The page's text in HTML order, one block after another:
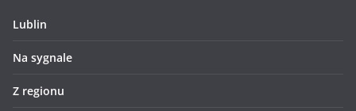
Lublin
Na sygnale
Z regionu